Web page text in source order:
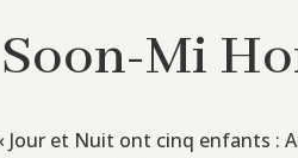
Soon-Mi
Jour et Nuit ont cinq enfants :